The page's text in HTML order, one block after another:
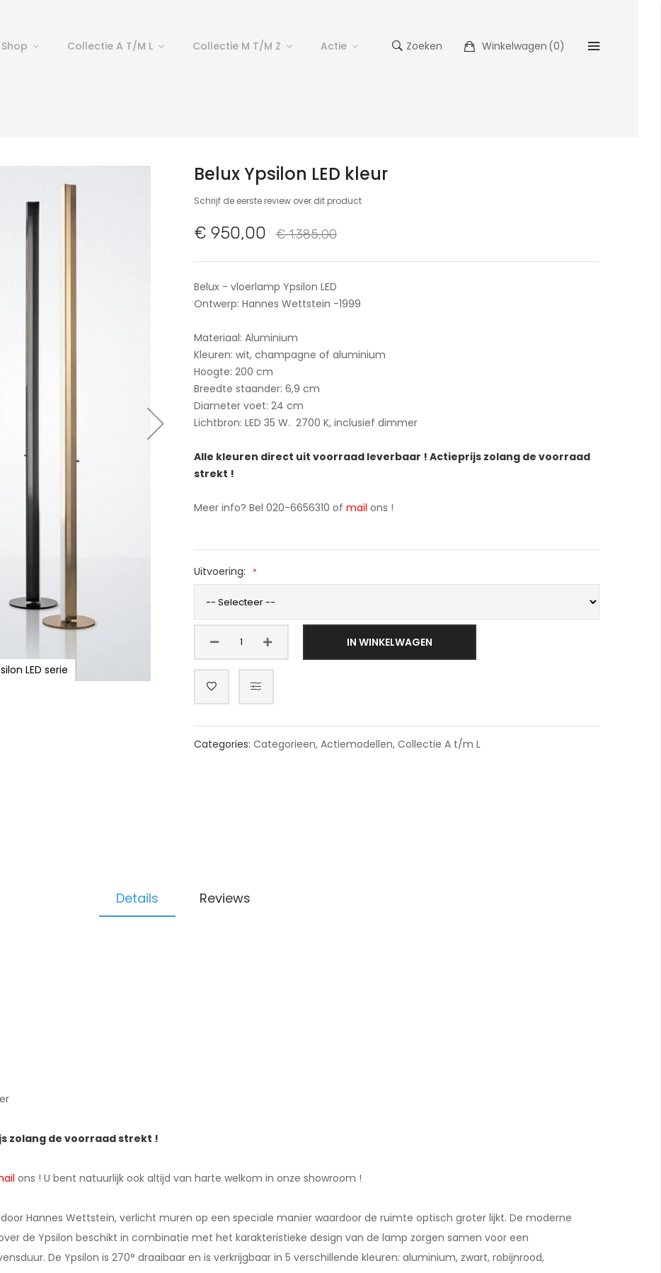
Shop Collectie A T/m L Collectie M T/m Z Actie Zoeken Winkelwagen (0)
LED serie
Belux Ypsilon LED kleur
Schrijf de eerste review over dit product
€ 950,00 € 1.385,00
Belux - vloerlamp Ypsilon LED
Ontwerp: Hannes Wettstein -1999
Materiaal: Aluminium
Kleuren: wit, champagne of aluminium
Hoogte: 200 cm
Breedte staander: 6,9 cm
Diameter voet: 24 cm
Lichtbron: LED 35 W. 2700 K, inclusief dimmer
Alle kleuren direct uit voorraad leverbaar ! Actieprijs zolang de voorraad
strekt !
Meer info? Bel 020-6656310 of mail ons !
Uitvoering:
IN WINKELWAGEN
Categories: Categorieen, Actiemodellen, Collectie A t/m L
Details
zolang de voorraad strekt !
ons ! U bent natuurlijk ook altijd van harte welkom in onze showroom !
Hannes Wettstein, verlicht muren op een speciale manier waardoor de ruimte optisch groter lijkt. De moderne
de Ypsilon beschikt in combinatie met het karakteristieke design van de lamp zorgen samen voor een
De Ypsilon is 270° draaibaar en is verkrijgbaar in 5 verschillende kleuren: aluminium, zwart, robijnrood,
Reviews